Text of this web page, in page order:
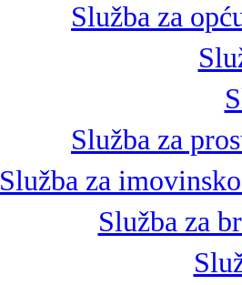
Služba za
Služba za
Služba za
Služba za